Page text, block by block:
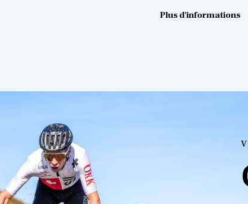
Plus d'informations